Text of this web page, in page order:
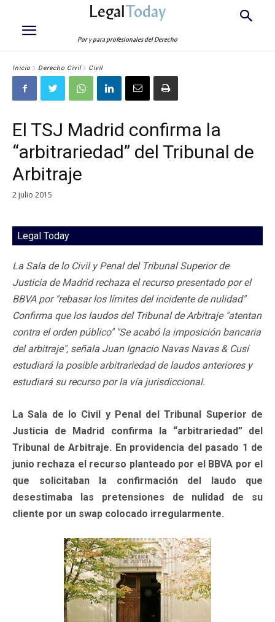
LegalToday
Por y para profesionales del Derecho
Inicio Derecho Civil Civil
El TSJ Madrid confirma la
“arbitrariedad” del Tribunal de
Arbitraje
2 julio 2015
Legal Today
La Sala de lo Civil y Penal del Tribunal Superior de
Justicia de Madrid rechaza el recurso presentado por el
BBVA por "rebasar los límites del incidente de nulidad"
Confirma que los laudos del Tribunal de Arbitraje "atentan
contra el orden público" "Se acabó la imposición bancaria
del arbitraje", señala Juan Ignacio Navas Navas & Cusí
estudiará la posible arbitrariedad de laudos anteriores y
estudiará su recurso por la vía jurisdiccional.
La Sala de lo Civil y Penal del Tribunal Superior de
Justicia de Madrid confirma la “arbitrariedad” del
Tribunal de Arbitraje. En providencia del pasado 1 de
junio rechaza el recurso planteado por el BBVA por el
que solicitaban la confirmación del laudo que
desestimaba las pretensiones de nulidad de su
cliente por un swap colocado irregularmente.